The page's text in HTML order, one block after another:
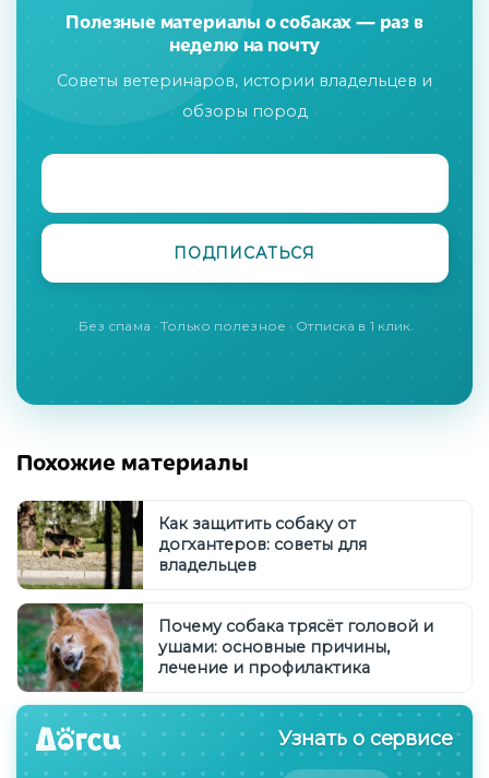
Полезные материалы о собаках — раз в
неделю на почту
Советы ветеринаров, истории владельцев и
обзоры пород
Без спама · Только полезное · Отписка в 1 клик
Похожие материалы
Как защитить собаку от
догхантеров: советы для
владельцев
Почему собака трясёт головой и
ушами: основные причины,
лечение и профилактика
Узнать о сервисе